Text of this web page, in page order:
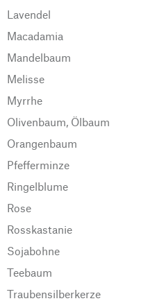
Lavendel
Macadamia
Mandelbaum
Melisse
Myrrhe
Olivenbaum, Ölbaum
Orangenbaum
Pfefferminze
Ringelblume
Rose
Rosskastanie
Sojabohne
Teebaum
Traubensilberkerze